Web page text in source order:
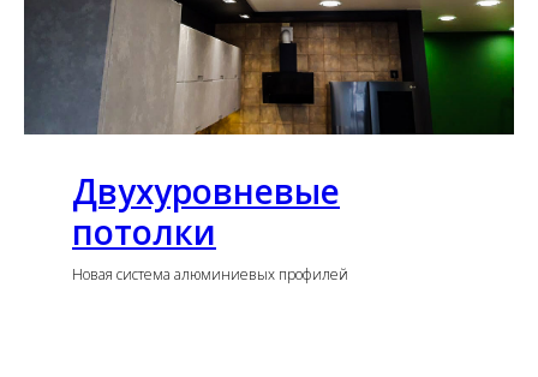
Двухуровневые
потолки
Новая система алюминиевых профилей